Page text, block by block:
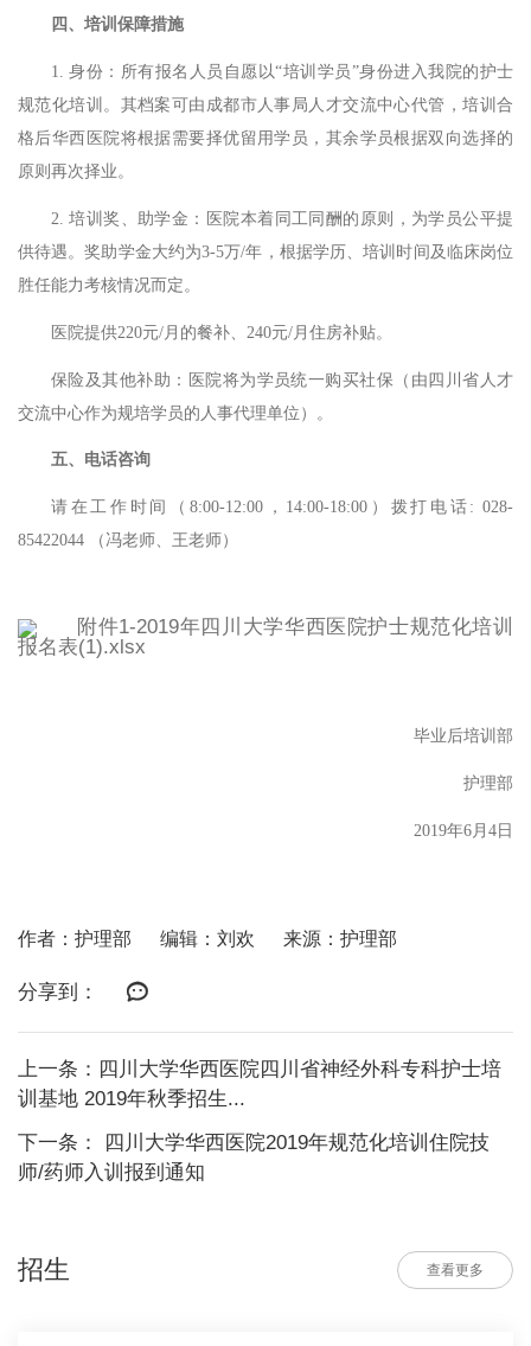
四、培训保障措施
1. 身份：所有报名人员自愿以“培训学员”身份进入我院的护士
规范化培训。其档案可由成都市人事局人才交流中心代管，培训合
格后华西医院将根据需要择优留用学员，其余学员根据双向选择的
原则再次择业。
2. 培训奖、助学金：医院本着同工同酬的原则，为学员公平提
供待遇。奖助学金大约为3-5万/年，根据学历、培训时间及临床岗位
胜任能力考核情况而定。
医院提供220元/月的餐补、240元/月住房补贴。
保险及其他补助：医院将为学员统一购买社保（由四川省人才
交流中心作为规培学员的人事代理单位）。
五、电话咨询
请在工作时间（ 8:00-12:00，14:00-18:00）拨打电话: 028-
85422044 （冯老师、王老师）
附件1-2019年四川大学华西医院护士规范化培训
报名表(1).xlsx
毕业后培训部
护理部
2019年6月4日
作者：护理部 编辑：刘欢 来源：护理部
分享到：
上一条：四川大学华西医院四川省神经外科专科护士培
训基地 2019年秋季招生...
下一条： 四川大学华西医院2019年规范化培训住院技
师/药师入训报到通知
招生 查看更多